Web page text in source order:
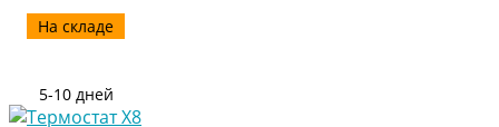
На складе
5-10 дней